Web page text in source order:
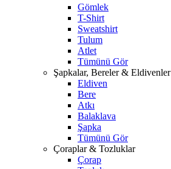
Gömlek
T-Shirt
Sweatshirt
Tulum
Atlet
Tümünü Gör
Şapkalar, Bereler & Eldivenler
Eldiven
Bere
Atkı
Balaklava
Şapka
Tümünü Gör
Çoraplar & Tozluklar
Çorap